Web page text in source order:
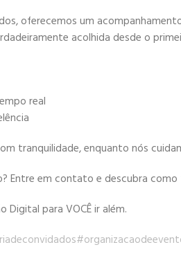
oferecemos um
acolhida desde o
real
tranquilidade, enquanto nós
Entre em contato e descubra
para VOCÊ ir além.